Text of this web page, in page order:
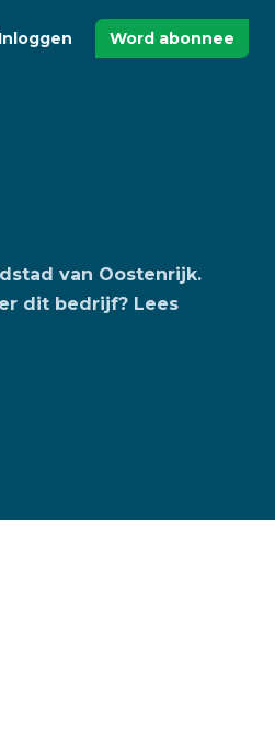
Inloggen Word abonnee
van Oostenrijk.
dit bedrijf? Lees